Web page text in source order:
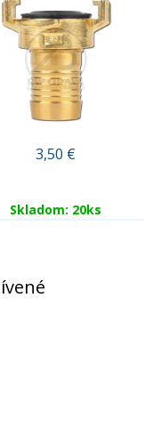
3,50 €
Skladom: 20ks